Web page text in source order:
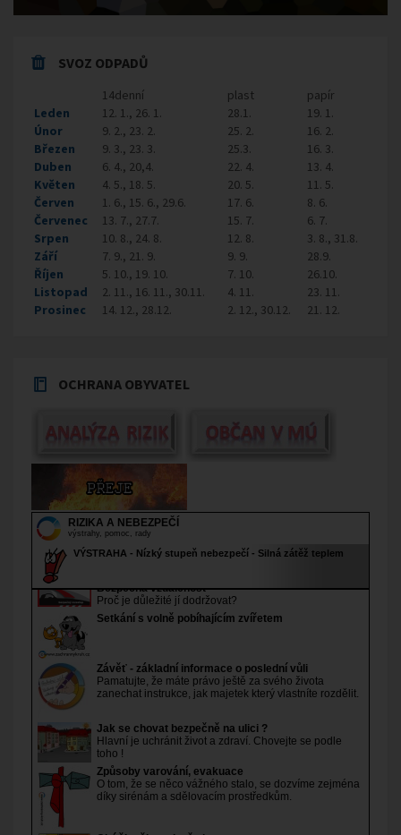
SVOZ ODPADŮ
14denní plast
papír
Leden
12. 1., 26. 1. 28.1.
19. 1.
Únor
9. 2., 23. 2. 25. 2.
16. 2.
Březen
9. 3., 23. 3. 25.3.
16. 3.
Duben
6. 4., 20,4. 22. 4.
13. 4.
Květen
4. 5., 18. 5. 20. 5.
11. 5.
Červen
1. 6., 15. 6., 29.6. 17. 6.
8. 6.
Červenec
13. 7., 27.7. 15. 7.
6. 7.
Srpen
10. 8., 24. 8. 12. 8.
3. 8., 31.8.
Září
7. 9., 21. 9. 9. 9.
28.9.
Říjen
5. 10., 19. 10. 7. 10.
26.10.
Listopad
2. 11., 16. 11., 30.11. 4. 11.
23. 11.
Prosinec
14. 12., 28.12. 2. 12., 30.12. 21. 12.
OCHRANA OBYVATEL